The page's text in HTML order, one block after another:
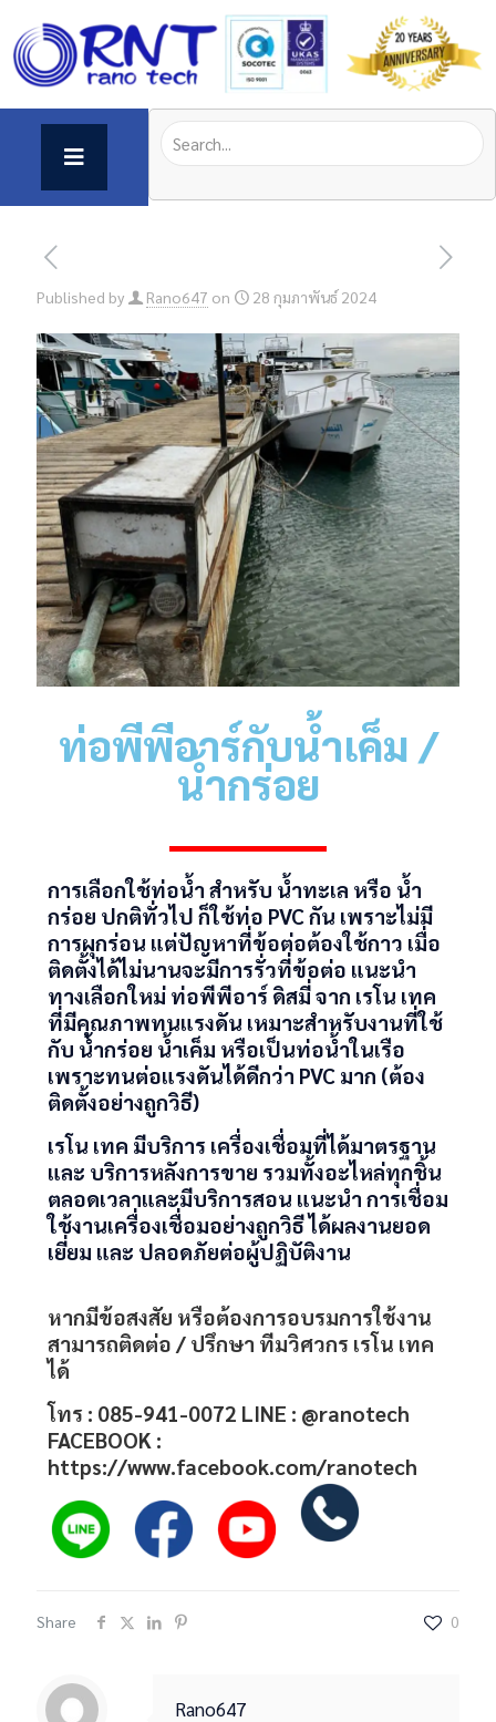
Published by Rano647 on 28 กุมภาพันธ์ 2024
ท่อพีพีอาร์กับน้ำเค็ม /
น้ำกร่อย
การเลือกใช้ท่อน้ำ สำหรับ น้ำทะเล หรือ น้ำ
กร่อย ปกติทั่วไป ก็ใช้ท่อ PVC กัน เพราะไม่มี
การผุกร่อน แต่ปัญหาที่ข้อต่อต้องใช้กาว เมื่อ
ติดตั้งได้ไม่นานจะมีการรั่วที่ข้อต่อ แนะนำ
ทางเลือกใหม่ ท่อพีพีอาร์ ดิสมี่ จาก เรโน เทค
ที่มีคุณภาพทนแรงดัน เหมาะสำหรับงานที่ใช้
กับ น้ำกร่อย น้ำเค็ม หรือเป็นท่อน้ำในเรือ
เพราะทนต่อแรงดันได้ดีกว่า PVC มาก (ต้อง
ติดตั้งอย่างถูกวิธี)
เรโน เทค มีบริการ เครื่องเชื่อมที่ได้มาตรฐาน
และ บริการหลังการขาย รวมทั้งอะไหล่ทุกชิ้น
ตลอดเวลาและมีบริการสอน แนะนำ การเชื่อม
ใช้งานเครื่องเชื่อมอย่างถูกวิธี ได้ผลงานยอด
เยี่ยม และ ปลอดภัยต่อผู้ปฏิบัติงาน
หากมีข้อสงสัย หรือต้องการอบรมการใช้งาน
สามารถติดต่อ / ปรึกษา ทีมวิศวกร เรโน เทค
ได้
โทร : 085-941-0072 LINE : @ranotech
FACEBOOK :
https://www.facebook.com/ranotech
Share 0
Rano647